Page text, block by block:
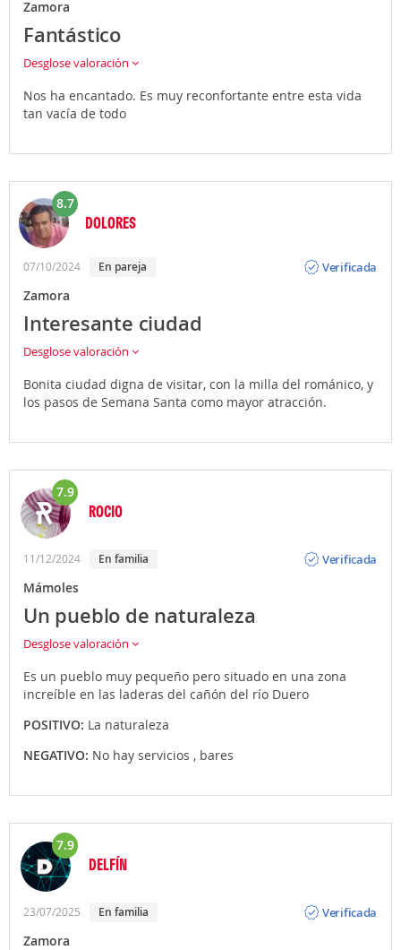
Zamora
Fantástico
Desglose valoración
Nos ha encantado. Es muy reconfortante entre esta vida
tan vacía de todo
8.7
DOLORES
07/10/2024 En pareja
Verificada
Zamora
Interesante ciudad
Desglose valoración
Bonita ciudad digna de visitar, con la milla del románico, y
los pasos de Semana Santa como mayor atracción.
7.9
ROCIO
11/12/2024 En familia
Verificada
Mámoles
Un pueblo de naturaleza
Desglose valoración
Es un pueblo muy pequeño pero situado en una zona
increíble en las laderas del cañón del río Duero
POSITIVO: La naturaleza
NEGATIVO: No hay servicios , bares
7.9
DELFÍN
23/07/2025 En familia
Verificada
Zamora